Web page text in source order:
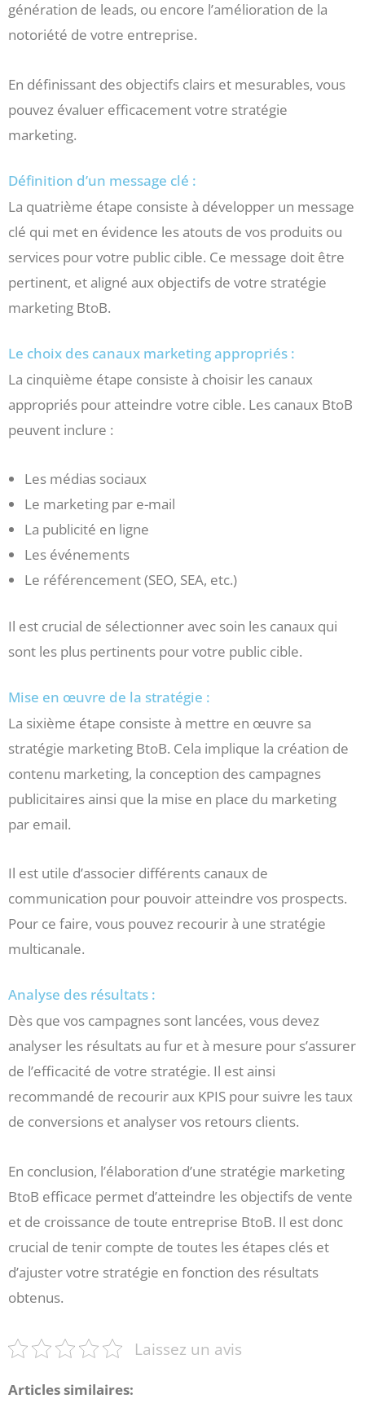
génération de leads, ou encore l’amélioration de la
notoriété de votre entreprise.
En définissant des objectifs clairs et mesurables, vous
pouvez évaluer efficacement votre stratégie
marketing.
Définition d’un message clé :
La quatrième étape consiste à développer un message
clé qui met en évidence les atouts de vos produits ou
services pour votre public cible. Ce message doit être
pertinent, et aligné aux objectifs de votre stratégie
marketing BtoB.
Le choix des canaux marketing appropriés :
La cinquième étape consiste à choisir les canaux
appropriés pour atteindre votre cible. Les canaux BtoB
peuvent inclure :
Les médias sociaux
Le marketing par e-mail
La publicité en ligne
Les événements
Le référencement (SEO, SEA, etc.)
Il est crucial de sélectionner avec soin les canaux qui
sont les plus pertinents pour votre public cible.
Mise en œuvre de la stratégie :
La sixième étape consiste à mettre en œuvre sa
stratégie marketing BtoB. Cela implique la création de
contenu marketing, la conception des campagnes
publicitaires ainsi que la mise en place du marketing
par email.
Il est utile d’associer différents canaux de
communication pour pouvoir atteindre vos prospects.
Pour ce faire, vous pouvez recourir à une stratégie
multicanale.
Analyse des résultats :
Dès que vos campagnes sont lancées, vous devez
analyser les résultats au fur et à mesure pour s’assurer
de l’efficacité de votre stratégie. Il est ainsi
recommandé de recourir aux KPIS pour suivre les taux
de conversions et analyser vos retours clients.
En conclusion, l’élaboration d’une stratégie marketing
BtoB efficace permet d’atteindre les objectifs de vente
et de croissance de toute entreprise BtoB. Il est donc
crucial de tenir compte de toutes les étapes clés et
d’ajuster votre stratégie en fonction des résultats
obtenus.
Laissez un avis
Articles similaires: